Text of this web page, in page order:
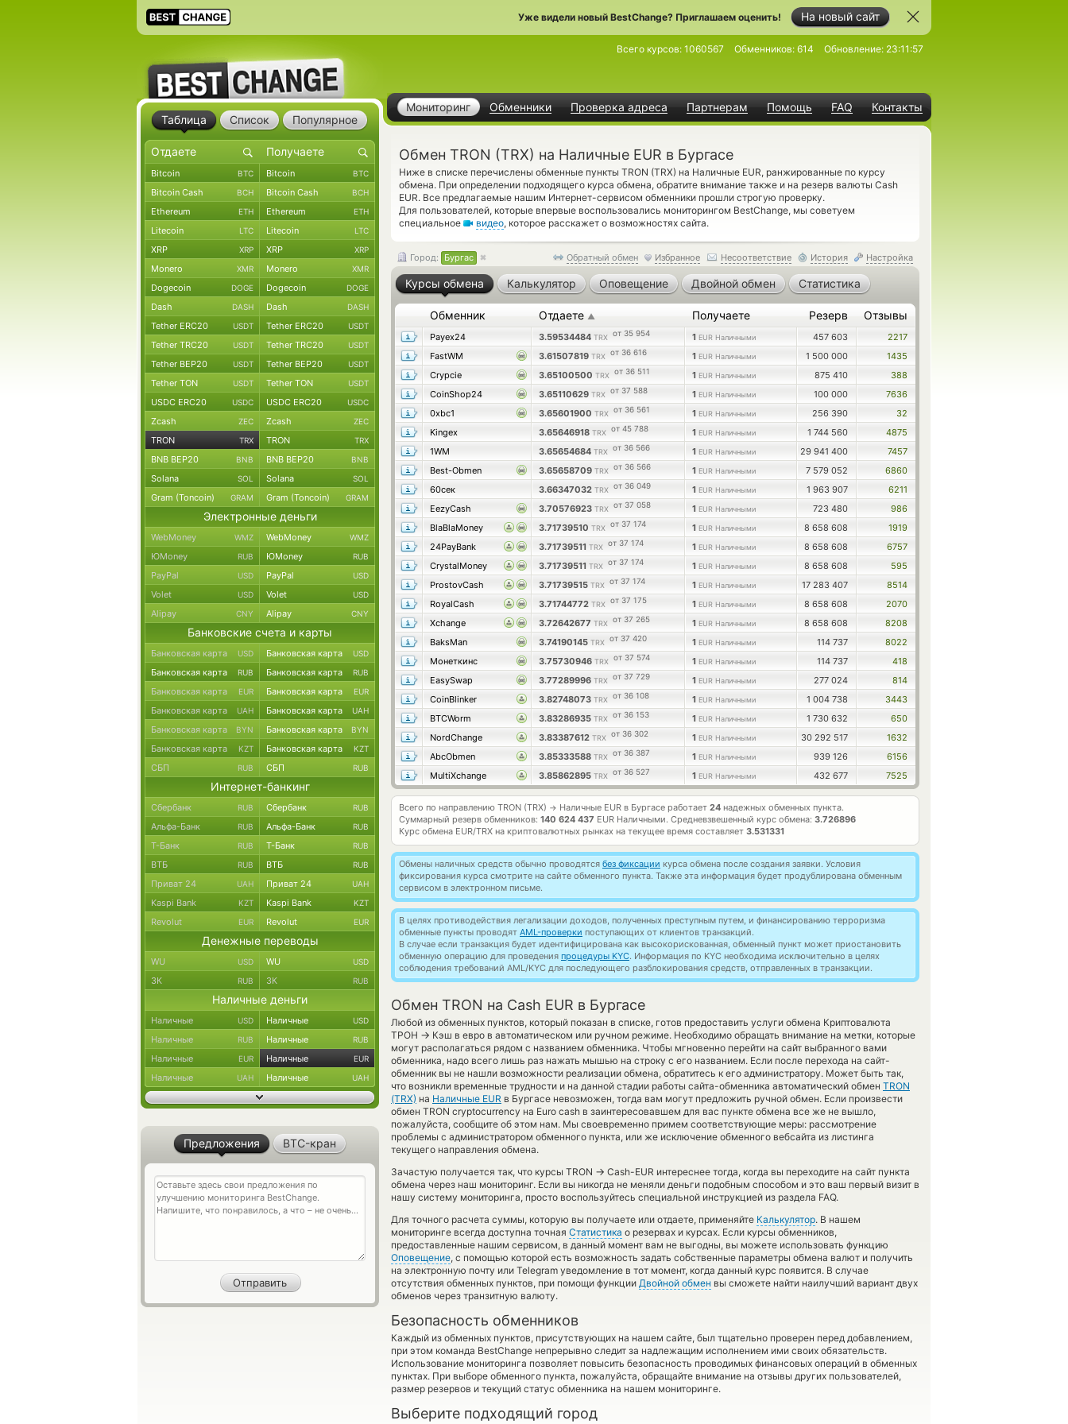
На новый сайт
Уже видели новый BestChange? Приглашаем оценить!
Мониторинг Обменники Проверка адреса Партнерам Помощь FAQ Контакты
Всего курсов: 1060567 Обменников: 614 Обновление: 23:11:57
Обмен TRON (TRX) на Наличные EUR в Бургасе
Ниже в списке перечислены обменные пункты TRON (TRX) на Наличные EUR, ранжированные по курсу
обмена. При определении подходящего курса обмена, обратите внимание также и на резерв валюты Cash
EUR. Все предлагаемые нашим Интернет-сервисом обменники прошли строгую проверку.
Для пользователей, которые впервые воспользовались мониторингом BestChange, мы советуем
специальное
видео, которое расскажет о возможностях сайта.
Обратный обмен Избранное Несоответствие История Настройка
Город: Бургас
Курсы обмена Калькулятор Оповещение Двойной обмен Статистика
Обменник Отдаете ▲ Получаете Резерв Отзывы
Payex24 3.59534484 TRX от 35 954 1 EUR Наличными 457 603
2217
FastWM
3.61507819 TRX от 36 616 1 EUR Наличными 1 500 000
1435
Crypcie
3.65100500 TRX от 36 511 1 EUR Наличными 875 410
388
CoinShop24
3.65110629 TRX от 37 588 1 EUR Наличными 100 000
7636
0xbc1
3.65601900 TRX от 36 561 1 EUR Наличными 256 390
32
Kingex
3.65646918 TRX от 45 788 1 EUR Наличными 1 744 560
4875
1WM
3.65654684 TRX от 36 566 1 EUR Наличными 29 941 400
7457
Best-Obmen
3.65658709 TRX от 36 566 1 EUR Наличными 7 579 052
6860
60сек
3.66347032 TRX от 36 049 1 EUR Наличными 1 963 907
6211
EezyCash
3.70576923 TRX от 37 058 1 EUR Наличными 723 480
986
BlaBlaMoney
3.71739510 TRX от 37 174 1 EUR Наличными 8 658 608
1919
24PayBank
3.71739511 TRX от 37 174 1 EUR Наличными 8 658 608
6757
CrystalMoney
3.71739511 TRX от 37 174 1 EUR Наличными 8 658 608
595
ProstovCash
3.71739515 TRX от 37 174 1 EUR Наличными 17 283 407
8514
RoyalCash
3.71744772 TRX от 37 175 1 EUR Наличными 8 658 608
2070
Xchange
3.72642677 TRX от 37 265 1 EUR Наличными 8 658 608
8208
BaksMan
3.74190145 TRX от 37 420 1 EUR Наличными 114 737
8022
Монеткинс
3.75730946 TRX от 37 574 1 EUR Наличными 114 737
418
EasySwap
3.77289996 TRX от 37 729 1 EUR Наличными 277 024
814
CoinBlinker
3.82748073 TRX от 36 108 1 EUR Наличными 1 004 738
3443
BTCWorm
3.83286935 TRX от 36 153 1 EUR Наличными 1 730 632
650
NordChange
3.83387612 TRX от 36 302 1 EUR Наличными 30 292 517
1632
AbcObmen
3.85333588 TRX от 36 387 1 EUR Наличными 939 126
6156
MultiXchange
3.85862895 TRX от 36 527 1 EUR Наличными 432 677 7525
Всего по направлению TRON (TRX) → Наличные EUR в Бургасе работает 24 надежных обменных пункта.
Суммарный резерв обменников: 140 624 437 EUR Наличными. Средневзвешенный курс обмена: 3.726896
Курс обмена EUR/TRX на криптовалютных рынках на текущее время составляет 3.531331
Обмены наличных средств обычно проводятся без фиксации курса обмена после создания заявки. Условия
фиксирования курса смотрите на сайте обменного пункта. Также эта информация будет продублирована обменным
сервисом в электронном письме.
В целях противодействия легализации доходов, полученных преступным путем, и финансированию терроризма
обменные пункты проводят AML-проверки поступающих от клиентов транзакций.
В случае если транзакция будет идентифицирована как высокорискованная, обменный пункт может приостановить
обменную операцию для проведения процедуры KYC. Информация по KYC необходима исключительно в целях
соблюдения требований AML/KYC для последующего разблокирования средств, отправленных в транзакции.
Обмен TRON на Cash EUR в Бургасе
Любой из обменных пунктов, который показан в списке, готов предоставить услуги обмена Криптовалюта
ТРОН → Кэш в евро в автоматическом или ручном режиме. Необходимо обращать внимание на метки, которые
могут располагаться рядом с названием обменника. Чтобы мгновенно перейти на сайт выбранного вами
обменника, надо всего лишь раз нажать мышью на строку с его названием. Если после перехода на сайт-
обменник вы не нашли возможности реализации обмена, обратитесь к его администратору. Может быть так,
что возникли временные трудности и на данной стадии работы сайта-обменника автоматический обмен TRON
(TRX) на Наличные EUR в Бургасе невозможен, тогда вам могут предложить ручной обмен. Если произвести
обмен TRON cryptocurrency на Euro cash в заинтересовавшем для вас пункте обмена все же не вышло,
пожалуйста, сообщите об этом нам. Мы своевременно примем соответствующие меры: рассмотрение
проблемы с администратором обменного пункта, или же исключение обменного вебсайта из листинга
текущего направления обмена.
Зачастую получается так, что курсы TRON → Cash-EUR интереснее тогда, когда вы переходите на сайт пункта
обмена через наш мониторинг. Если вы никогда не меняли деньги подобным способом и это ваш первый визит в
нашу систему мониторинга, просто воспользуйтесь специальной инструкцией из раздела FAQ.
Для точного расчета суммы, которую вы получаете или отдаете, применяйте Калькулятор. В нашем
мониторинге всегда доступна точная Статистика о резервах и курсах. Если курсы обменников,
предоставленные нашим сервисом, в данный момент вам не выгодны, вы можете использовать функцию
Оповещение, с помощью которой есть возможность задать собственные параметры обмена валют и получить
на электронную почту или Telegram уведомление в тот момент, когда данный курс появится. В случае
отсутствия обменных пунктов, при помощи функции Двойной обмен вы сможете найти наилучший вариант двух
обменов через транзитную валюту.
Безопасность обменников
Каждый из обменных пунктов, присутствующих на нашем сайте, был тщательно проверен перед добавлением,
при этом команда BestChange непрерывно следит за надлежащим исполнением ими своих обязательств.
Использование мониторинга позволяет повысить безопасность проводимых финансовых операций в обменных
пунктах. При выборе обменного пункта, пожалуйста, обращайте внимание на отзывы других пользователей,
размер резервов и текущий статус обменника на нашем мониторинге.
Выберите подходящий город
Таблица Список Популярное
Bitcoin BTC Bitcoin BTC
Bitcoin Cash BCH Bitcoin Cash BCH
Ethereum ETH Ethereum ETH
Litecoin LTC Litecoin LTC
XRP XRP XRP XRP
Monero XMR Monero XMR
Dogecoin DOGE Dogecoin DOGE
Dash DASH Dash DASH
Tether ERC20 USDT Tether ERC20 USDT
Tether TRC20 USDT Tether TRC20 USDT
Tether BEP20 USDT Tether BEP20 USDT
Tether TON USDT Tether TON USDT
USDC ERC20 USDC USDC ERC20 USDC
Zcash ZEC Zcash ZEC
TRON TRX TRON TRX
BNB BEP20 BNB BNB BEP20 BNB
Solana SOL Solana SOL
Gram (Toncoin) GRAM Gram (Toncoin) GRAM
Электронные деньги
WebMoney WMZ WebMoney WMZ
ЮMoney RUB ЮMoney RUB
PayPal USD PayPal USD
Volet USD Volet USD
Alipay CNY Alipay CNY
Банковские счета и карты
Банковская карта USD Банковская карта USD
Банковская карта RUB Банковская карта RUB
Банковская карта EUR Банковская карта EUR
Банковская карта UAH Банковская карта UAH
Банковская карта BYN Банковская карта BYN
Банковская карта KZT Банковская карта KZT
СБП RUB СБП RUB
Интернет-банкинг
Сбербанк RUB Сбербанк RUB
Альфа-Банк RUB Альфа-Банк RUB
Т-Банк RUB Т-Банк RUB
ВТБ RUB ВТБ RUB
Приват 24 UAH Приват 24 UAH
Kaspi Bank KZT Kaspi Bank KZT
Revolut EUR Revolut EUR
Денежные переводы
WU USD WU USD
ЗК RUB ЗК RUB
Наличные деньги
Наличные USD Наличные USD
Наличные RUB Наличные RUB
Наличные EUR Наличные EUR
Наличные UAH Наличные UAH
Предложения BTC-кран